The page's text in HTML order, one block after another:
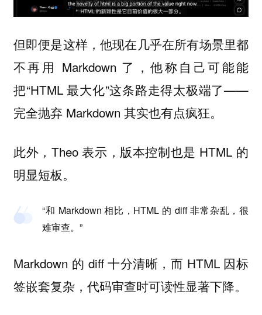
但即便是这样，他现在几乎在所有场景里都
不再用 Markdown 了，他称自己可能能
把“HTML 最大化”这条路走得太极端了——
完全抛弃 Markdown 其实也有点疯狂。
此外，Theo 表示，版本控制也是 HTML 的
明显短板。
“和 Markdown 相比，HTML 的 diff 非常杂乱，很
难审查。”
Markdown 的 diff 十分清晰，而 HTML 因标
签嵌套复杂，代码审查时可读性显著下降。